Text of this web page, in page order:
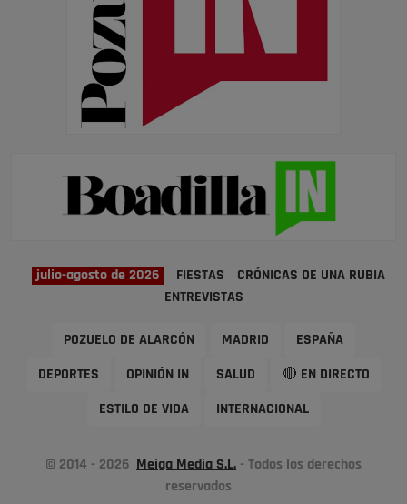
julio-agosto de 2026 FIESTAS
CRÓNICAS DE UNA RUBIA
ENTREVISTAS
POZUELO DE ALARCÓN MADRID ESPAÑA
DEPORTES OPINIÓN IN SALUD 🔴 EN DIRECTO
ESTILO DE VIDA INTERNACIONAL
© 2014 - 2026 Meiga Media S.L. - Todos los derechos
reservados